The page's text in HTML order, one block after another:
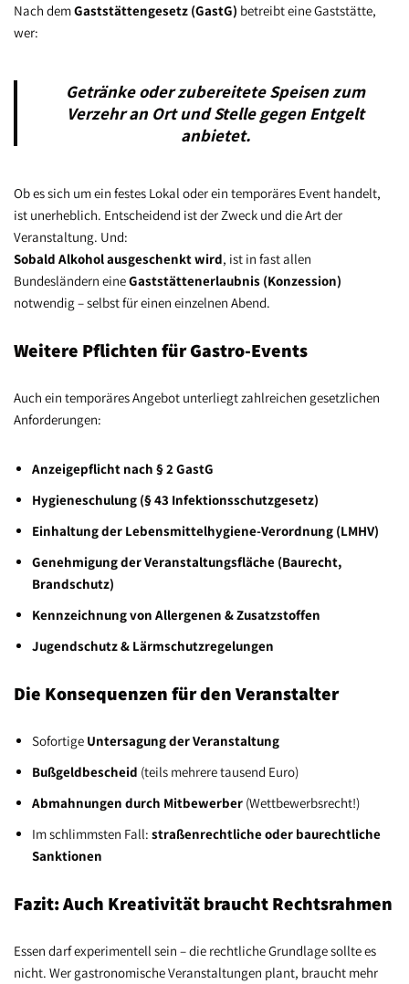
Nach demGaststättengesetz (GastG) betreibt eine Gaststätte,
wer:
Getränke oder zubereitete Speisen zum
Verzehr an Ort und Stelle gegen Entgelt
anbietet.
Ob es sich um ein festes Lokal oder ein temporäres Event handelt,
ist unerheblich. Entscheidend ist der Zweck und die Art der
Veranstaltung. Und:
Sobald Alkohol ausgeschenkt wird, ist in fast allen
Bundesländern eineGaststättenerlaubnis (Konzession)
notwendig – selbst für einen einzelnen Abend.
Weitere Pflichten für Gastro-Events
Auch ein temporäres Angebot unterliegt zahlreichen gesetzlichen
Anforderungen:
Anzeigepflicht nach § 2 GastG
Hygieneschulung (§ 43 Infektionsschutzgesetz)
Einhaltung der Lebensmittelhygiene-Verordnung (LMHV)
Genehmigung der Veranstaltungsfläche (Baurecht,
Brandschutz)
Kennzeichnung von Allergenen & Zusatzstoffen
Jugendschutz & Lärmschutzregelungen
Die Konsequenzen für den Veranstalter
Sofortige Untersagung der Veranstaltung
Bußgeldbescheid (teils mehrere tausend Euro)
Abmahnungen durch Mitbewerber (Wettbewerbsrecht!)
Im schlimmsten Fall: straßenrechtliche oder baurechtliche
Sanktionen
Fazit: Auch Kreativität braucht Rechtsrahmen
Essen darf experimentell sein – die rechtliche Grundlage sollte es
nicht. Wer gastronomische Veranstaltungen plant, braucht mehr